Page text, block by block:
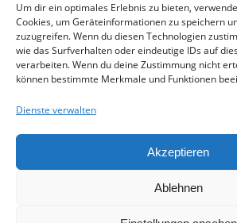
Um dir ein optimales Erlebnis zu bieten,
Cookies, um Geräteinformationen zu speichern
zuzugreifen. Wenn du diesen Technologien
wie das Surfverhalten oder eindeutige IDs auf
verarbeiten. Wenn du deine Zustimmung nicht
können bestimmte Merkmale und Funktionen
Dienste verwalten
Akzeptieren
Ablehnen